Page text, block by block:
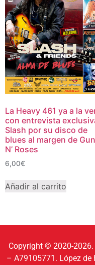
La Heavy 461 ya a la
con entrevista
Slash por su disco de
blues al margen de
N’ Roses
6,00€
Añadir al carrito
Copyright © 2020-2026.
– A79105771. López de